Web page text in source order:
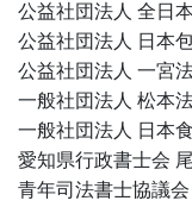
公益社団法人 全日
公益社団法人 日本
公益社団法人 一宮
一般社団法人 松本
一般社団法人 日本
愛知県行政書士会
青年司法書士協議会